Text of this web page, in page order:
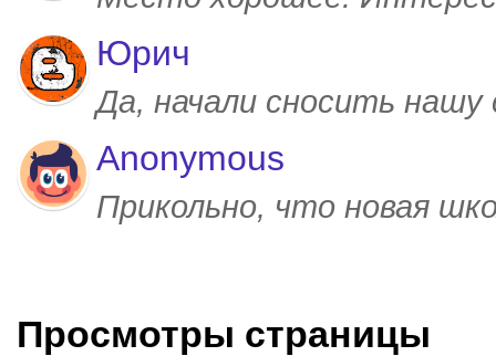
Юрич
Да, начали сносить
Anonymous
Прикольно, что новая
Просмотры страницы